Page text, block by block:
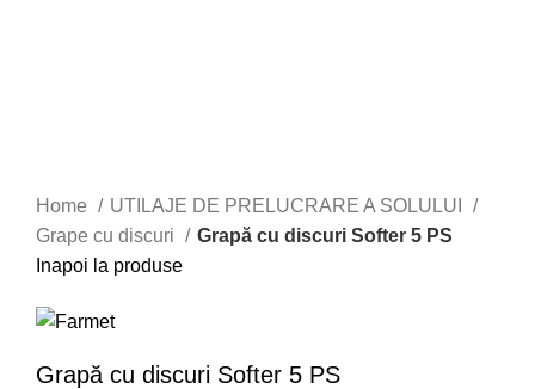
Home
UTILAJE DE PRELUCRARE A SOLULUI
Grape cu discuri
Grapă cu discuri Softer 5 PS
Inapoi la produse
Grapă cu discuri Softer 5 PS